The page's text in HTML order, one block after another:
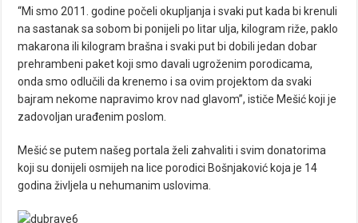
“Mi smo 2011. godine počeli okupljanja i svaki put kada bi krenuli
na sastanak sa sobom bi ponijeli po litar ulja, kilogram riže, paklo
makarona ili kilogram brašna i svaki put bi dobili jedan dobar
prehrambeni paket koji smo davali ugroženim porodicama,
onda smo odlučili da krenemo i sa ovim projektom da svaki
bajram nekome napravimo krov nad glavom”, ističe Mešić koji je
zadovoljan urađenim poslom.
Mešić se putem našeg portala želi zahvaliti i svim donatorima
koji su donijeli osmijeh na lice porodici Bošnjaković koja je 14
godina življela u nehumanim uslovima.